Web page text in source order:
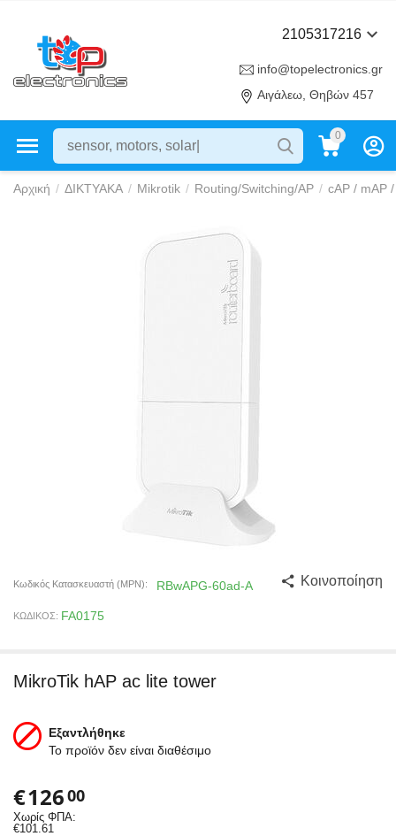
2105317216
info@topelectronics.gr
Αιγάλεω, Θηβών 457
0
Αρχική / ΔΙΚΤΥΑΚΑ / Mikrotik / Routing/Switching/AP / cAP / mAP
Κωδικός Κατασκευαστή (MPN): RBwAPG-60ad-A
ΚΩΔΙΚΟΣ: FA0175
Κοινοποίηση
MikroTik hAP ac lite tower
Εξαντλήθηκε
Το προϊόν δεν είναι διαθέσιμο
€12600
Χωρίς ΦΠΑ:
€101.61